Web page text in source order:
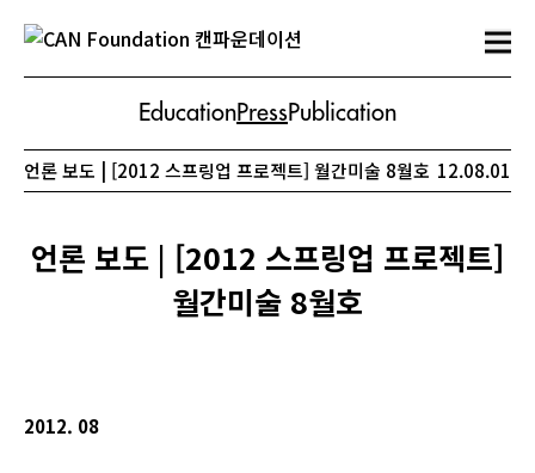
EducationPressPublication
언론 보도 | [2012 스프링업 프로젝트] 월간미술 8월호 12.08.01
언론 보도 | [2012 스프링업 프로젝트]
월간미술 8월호
2012. 08